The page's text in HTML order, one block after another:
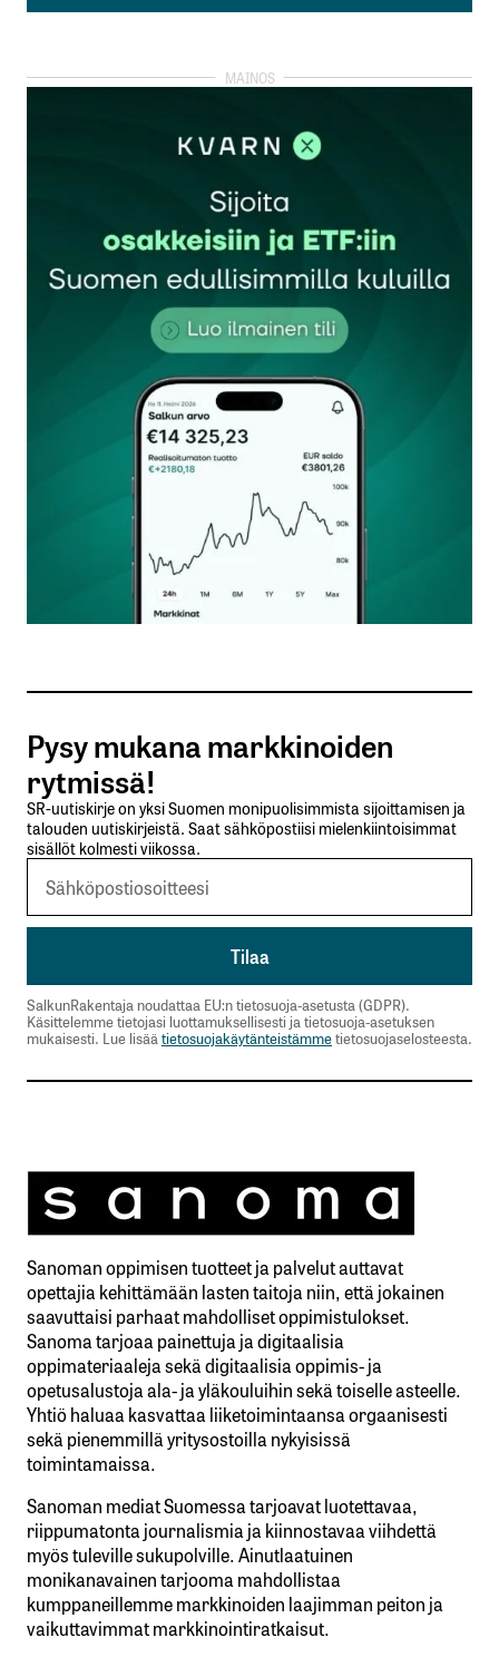
Lisää kommentti
kirjautua
rekisteröityä
Sähköpostiosoitettasi ei julkaista.Pakolliset
kentät on merkitty*
Kommentti*
Nimesi tai nimimerkkisi
Sähköpostiosoitteesi
Tilaa SalkunRakentajan uutiskirje
Lähetä kommentti
Pysy mukana markkinoiden
rytmissä!
SR-uutiskirje on yksi Suomen monipuolisimmista sijoittamisen ja
talouden uutiskirjeistä. Saat sähköpostiisi mielenkiintoisimmat
sisällöt kolmesti viikossa.
SalkunRakentaja noudattaa EU:n tietosuoja-asetusta (GDPR).
Käsittelemme tietojasi luottamuksellisesti ja tietosuoja-asetuksen
mukaisesti. Lue lisää tietosuojakäytänteistämmetietosuojaselosteesta.
Sanoman oppimisen tuotteet ja palvelut auttavat
opettajia kehittämään lasten taitoja niin, että jokainen
saavuttaisi parhaat mahdolliset oppimistulokset.
Sanoma tarjoaa painettuja ja digitaalisia
oppimateriaaleja sekä digitaalisia oppimis- ja
opetusalustoja ala- ja yläkouluihin sekä toiselle asteelle.
Yhtiö haluaa kasvattaa liiketoimintaansa orgaanisesti
sekä pienemmillä yritysostoilla nykyisissä
toimintamaissa.
Sanoman mediat Suomessa tarjoavat luotettavaa,
riippumatonta journalismia ja kiinnostavaa viihdettä
myös tuleville sukupolville. Ainutlaatuinen
monikanavainen tarjooma mahdollistaa
kumppaneillemme markkinoiden laajimman peiton ja
vaikuttavimmat markkinointiratkaisut.